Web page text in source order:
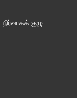
நிர்வாகக் குழு